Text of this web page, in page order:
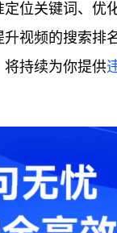
位关键词、优
视频的搜索排
持续为你提供